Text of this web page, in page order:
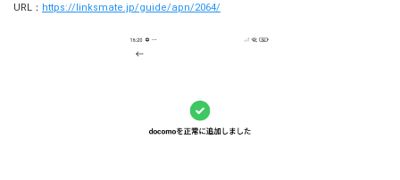
URL： https://linksmate.jp/guide/apn/2064/